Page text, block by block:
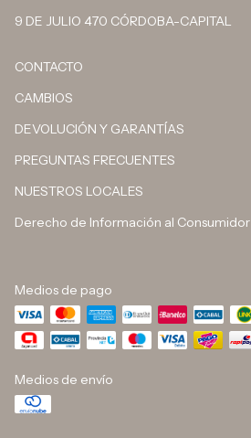
9 DE JULIO 470 CÓRDOBA-CAPITAL
CONTACTO
CAMBIOS
DEVOLUCIÓN Y GARANTÍAS
PREGUNTAS FRECUENTES
NUESTROS LOCALES
Derecho de Información al Consumidor
Medios de pago
Medios de envío